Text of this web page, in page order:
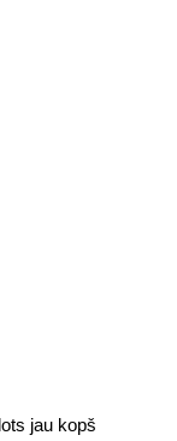
jau kopš